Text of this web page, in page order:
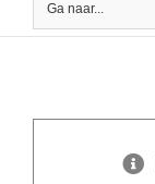
Ga naar...